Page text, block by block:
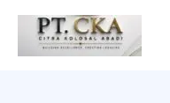
konten